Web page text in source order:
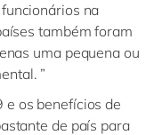
na
também foram
uma pequena ou
”
e os benefícios de
de país para